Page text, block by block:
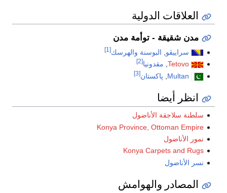
العلاقات الدولية
مدن شقيقة - توأمة مدن
سراييڤو البوسنة والهرسك[1]
Tetovo
, مقدونيا[2]
Multan پاكستان[3]
انظر أيضا
سلطنة سلاجقة الأناضول
Konya Province, Ottoman Empire
نمور الأناضول
Konya Carpets and Rugs
نسر الأناضول
المصادر والهوامش